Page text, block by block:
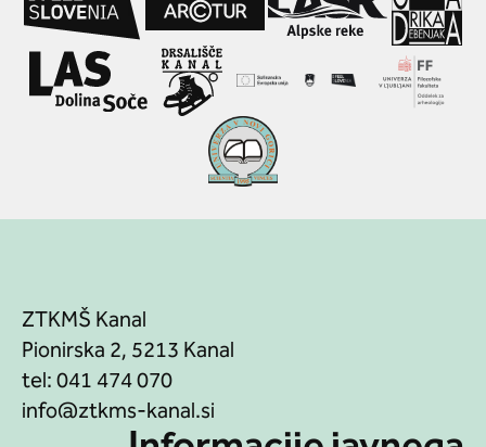
ZTKMŠ Kanal
Pionirska 2, 5213 Kanal
tel:041 474 070